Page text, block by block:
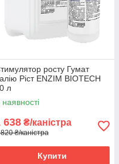
росту Гумат
Ріст ENZIM BIOTECH
л
наявності
638 ₴/каністра
₴/каністра
Купити